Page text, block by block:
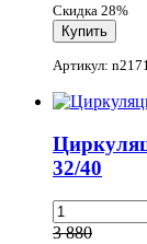
Скидка 28%
Артикул:
32/40
3 880